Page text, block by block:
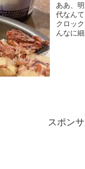
ああ、
代なん
クロッ
んなに
スポン